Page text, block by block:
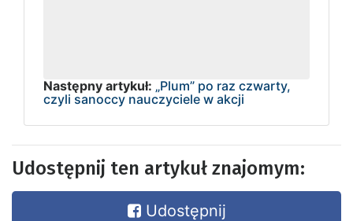
Następny artykuł: „Plum” po raz czwarty,
czyli sanoccy nauczyciele w akcji
Udostępnij ten artykuł znajomym:
Udostępnij